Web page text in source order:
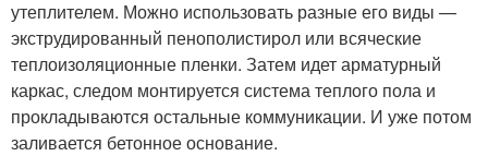
утеплителем. Можно использовать разные его виды —
экструдированный пенополистирол или всяческие
теплоизоляционные пленки. Затем идет арматурный
каркас, следом монтируется система теплого пола и
прокладываются остальные коммуникации. И уже потом
заливается бетонное основание.